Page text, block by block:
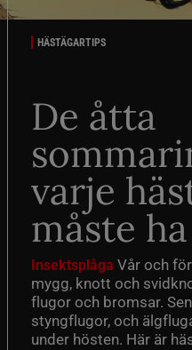
HÄSTÄGARTIPS
De åtta
varje
måste
Insektsplåga Vår och
mygg, knott och
flugor och bromsar.
styngflugor, och
under hösten. Här är